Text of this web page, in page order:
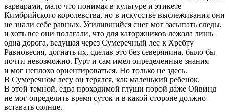
варварами, мало что понимая в культуре и этикете
Кимбрийского королевства, но в искусстве выслеживания они
не знали себе равных. Усилившийся снег мог засыпать следы,
и хоть все они полагали, что для каторжников лежала лишь
одна дорога, ведущая через Сумеречный лес к Хребту
Равновесия, догнать их, сделав это без северянина, было бы
почти невозможно. Гурт и сам имел определенные знания
и мог неплохо ориентироваться. Но только не здесь.
В Сумеречном лесу он терялся, как маленький ребенок.
В этой темной, едва проходимой глуши порой даже Ойвинд
не мог определить время суток и в какой стороне должно
вставать солнце.